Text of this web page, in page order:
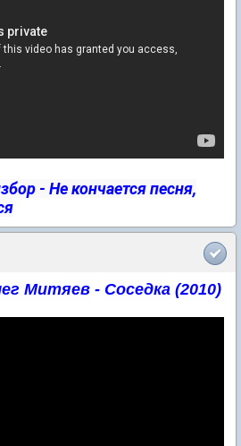
- Не кончается песня,
Митяев - Соседка (2010)